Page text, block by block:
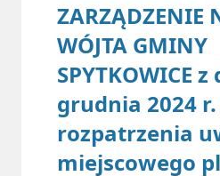
ZARZĄDZENIE
WÓJTA GMINY
SPYTKOWICE
grudnia 2024
rozpatrzenia
miejscowego